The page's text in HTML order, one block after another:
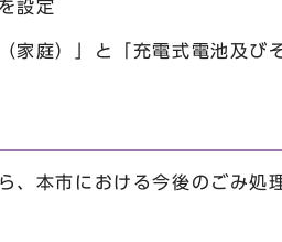
設定
家庭）」と「充電式電池及び
、本市における今後のごみ処